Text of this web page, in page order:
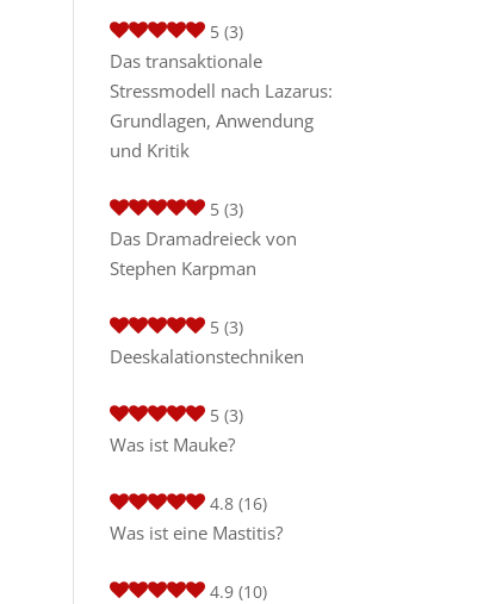
5 (3)
Das transaktionale
Stressmodell nach Lazarus:
Grundlagen, Anwendung
und Kritik
5 (3)
Das Dramadreieck von
Stephen Karpman
5 (3)
Deeskalationstechniken
5 (3)
Was ist Mauke?
4.8 (16)
Was ist eine Mastitis?
4.9 (10)